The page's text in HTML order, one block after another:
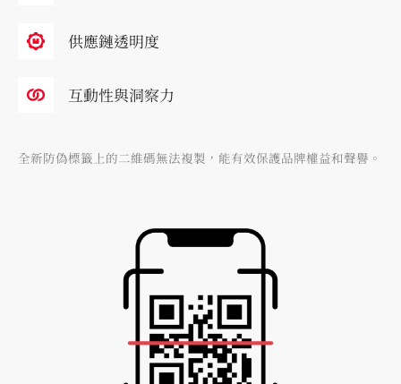
供應鏈透明度
互動性與洞察力
全新防偽標籤上的二維碼無法複製，能有效保護品牌權益和聲譽。